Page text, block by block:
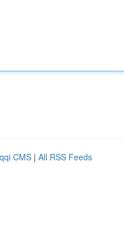
CMS | All RSS Feeds